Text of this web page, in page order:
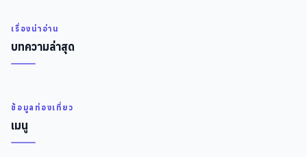
เรื่องน่าอ่าน
บทความล่าสุด
ข้อมูลท่องเที่ยว
เมนู